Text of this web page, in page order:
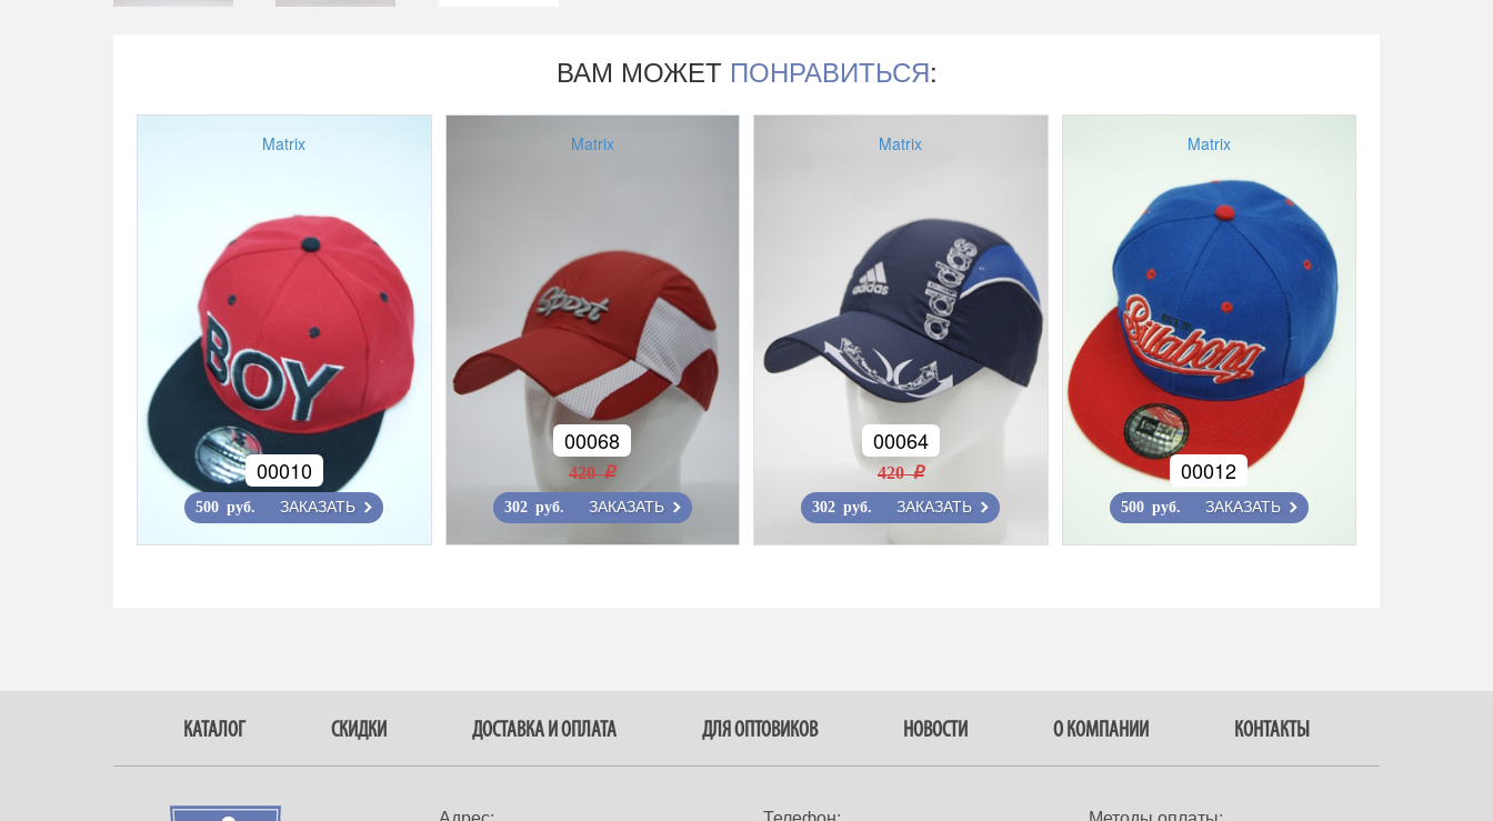
ВАМ МОЖЕТ ПОНРАВИТЬСЯ:
Matrix
00010
500 руб. ЗАКАЗАТЬ
Matrix
00068
420 r
302 руб. ЗАКАЗАТЬ
Matrix
00064
420 r
302 руб. ЗАКАЗАТЬ
Matrix
00012
500 руб. ЗАКАЗАТЬ
КАТАЛОГ СКИДКИ ДОСТАВКА И ОПЛАТА ДЛЯ ОПТОВИКОВ НОВОСТИ О КОМПАНИИ КОНТАКТЫ